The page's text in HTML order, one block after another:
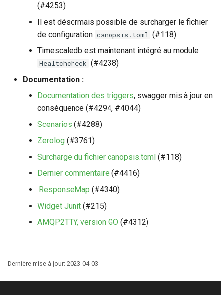
(#4253)
Il est désormais possible de surcharger le fichier
de configuration canopsis.toml (#118)
Timescaledb est maintenant intégré au module
Healtchcheck (#4238)
Documentation :
Documentation des triggers, swagger mis à jour en
conséquence (#4294, #4044)
Scenarios (#4288)
Zerolog (#3761)
Surcharge du fichier canopsis.toml (#118)
Dernier commentaire (#4416)
.ResponseMap (#4340)
Widget Junit (#215)
AMQP2TTY, version GO (#4312)
Dernière mise à jour: 2023-04-03